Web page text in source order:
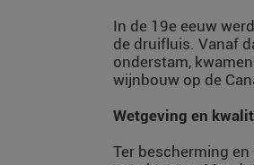
In de 19e eeuw
de druifluis. Vanaf
onderstam,
wijnbouw op de
Wetgeving en
Ter bescherming